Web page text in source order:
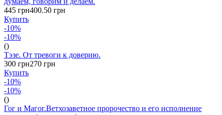
445 грн400.50 грн
Купить
-10%
-10%
()
Тэзе. От тревоги к доверию.
300 грн270 грн
Купить
-10%
-10%
()
Гог и Магог.Ветхозаветное пророчество и его исполнение